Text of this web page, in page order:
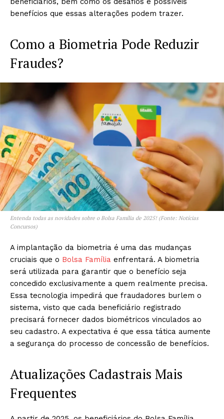
benefícios que essas alterações podem trazer.
Como a Biometria Pode Reduzir
Fraudes?
Entenda todas as novidades sobre o Bolsa Família de 2025! (Fonte: Notícias
Concursos)
A implantação da biometria é uma das mudanças
cruciais que o Bolsa Família enfrentará. A biometria
será utilizada para garantir que o benefício seja
concedido exclusivamente a quem realmente precisa.
Essa tecnologia impedirá que fraudadores burlem o
sistema, visto que cada beneficiário registrado
precisará fornecer dados biométricos vinculados ao
seu cadastro. A expectativa é que essa tática aumente
a segurança do processo de concessão de benefícios.
Atualizações Cadastrais Mais
Frequentes